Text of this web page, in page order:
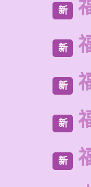
新
新
新
新
新